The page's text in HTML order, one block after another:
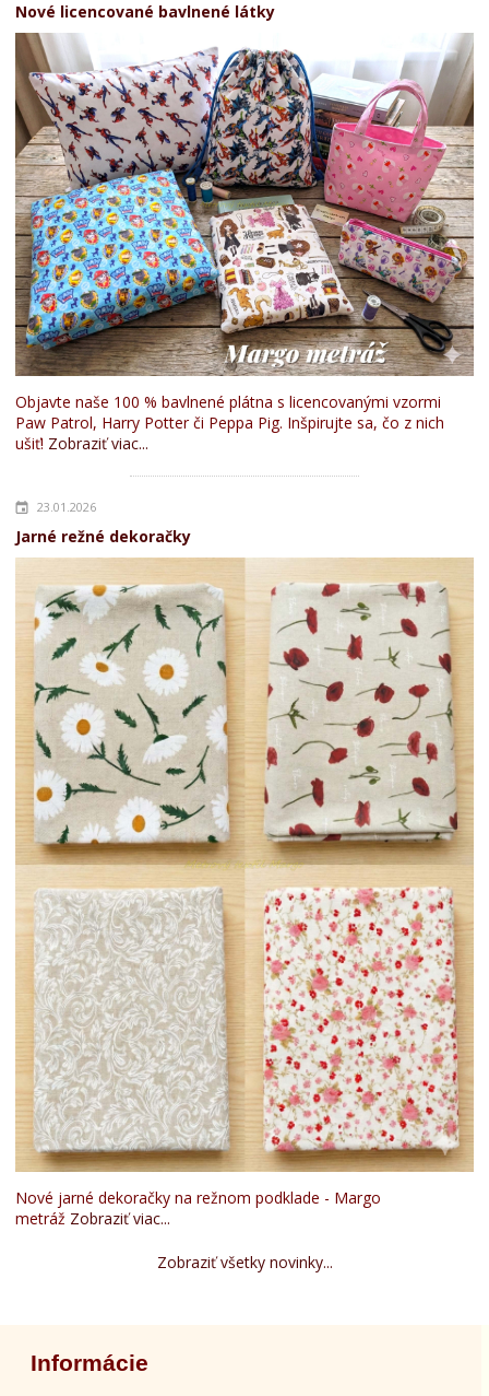
Nové licencované bavlnené látky
Objavte naše 100 % bavlnené plátna s licencovanými vzormi
Paw Patrol, Harry Potter či Peppa Pig. Inšpirujte sa, čo z nich
ušiť! Zobraziť viac...
23.01.2026
Jarné režné dekoračky
Nové jarné dekoračky na režnom podklade - Margo
metráž Zobraziť viac...
Zobraziť všetky novinky...
Informácie